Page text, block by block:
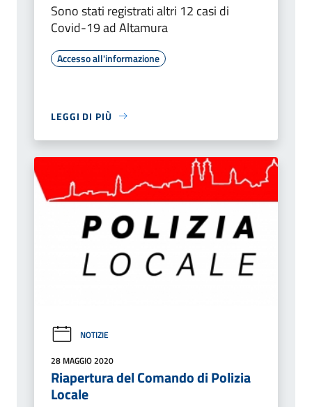
Sono stati registrati altri 12 casi di
Covid-19 ad Altamura
Accesso all'informazione
LEGGI DI PIÙ
NOTIZIE
28 MAGGIO 2020
Riapertura del Comando di Polizia
Locale